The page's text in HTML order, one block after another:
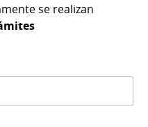
se realizan